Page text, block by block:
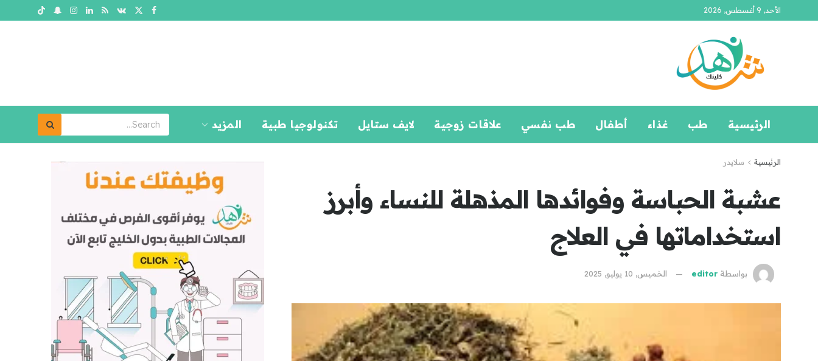
الأحد, 9 أغسطس, 2026
الرئيسية طب غذاء أطفال طب نفسي علاقات زوجية لايف ستايل تكنولوجيا طبية المزيد
الرئيسية سلايدر
عشبة الحباسة وفوائدها المذهلة للنساء وأبرز
استخداماتها في العلاج
بواسطةeditor الخميس, 10 يوليو, 2025